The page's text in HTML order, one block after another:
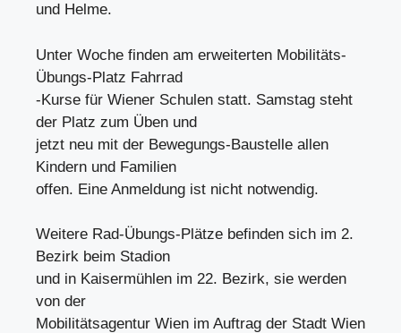
und Helme.
Unter Woche finden am erweiterten Mobilitäts-
Übungs-Platz Fahrrad
-Kurse für Wiener Schulen statt. Samstag steht
der Platz zum Üben und
jetzt neu mit der Bewegungs-Baustelle allen
Kindern und Familien
offen. Eine Anmeldung ist nicht notwendig.
Weitere Rad-Übungs-Plätze befinden sich im 2.
Bezirk beim Stadion
und in Kaisermühlen im 22. Bezirk, sie werden
von der
Mobilitätsagentur Wien im Auftrag der Stadt Wien